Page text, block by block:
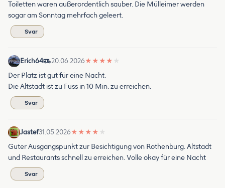
Toiletten waren außerordentlich sauber. Die Mülleimer werden
sogar am Sonntag mehrfach geleert.
Svar
Erich64 20.06.2026★ ★ ★ ★ ★
Der Platz ist gut für eine Nacht.
Die Altstadt ist zu Fuss in 10 Min. zu erreichen.
Svar
Jastef31.05.2026★ ★ ★ ★ ★
Guter Ausgangspunkt zur Besichtigung von Rothenburg. Altstadt
und Restaurants schnell zu erreichen. Volle okay für eine Nacht
Svar